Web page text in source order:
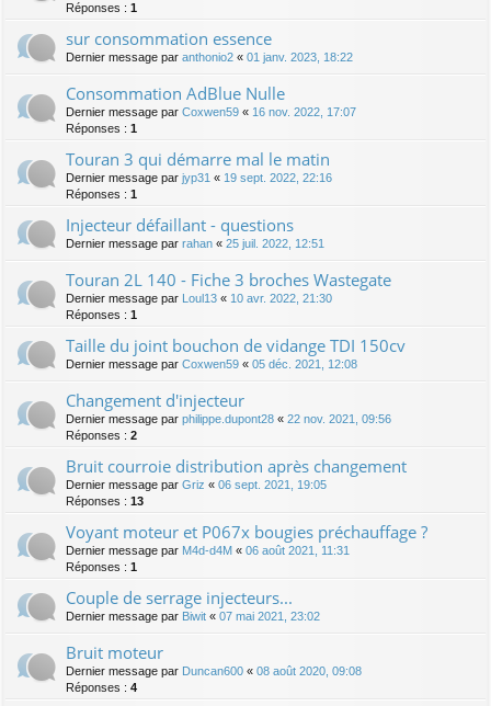
Réponses : 1
sur consommation essence
Dernier message par anthonio2 « 01 janv. 2023, 18:22
Consommation AdBlue Nulle
Dernier message par Coxwen59 « 16 nov. 2022, 17:07
Réponses : 1
Touran 3 qui démarre mal le matin
Dernier message par jyp31 « 19 sept. 2022, 22:16
Réponses : 1
Injecteur défaillant - questions
Dernier message par rahan « 25 juil. 2022, 12:51
Touran 2L 140 - Fiche 3 broches Wastegate
Dernier message par Loul13 « 10 avr. 2022, 21:30
Réponses : 1
Taille du joint bouchon de vidange TDI 150cv
Dernier message par Coxwen59 « 05 déc. 2021, 12:08
Changement d'injecteur
Dernier message par philippe.dupont28 « 22 nov. 2021, 09:56
Réponses : 2
Bruit courroie distribution après changement
Dernier message par Griz « 06 sept. 2021, 19:05
Réponses : 13
Voyant moteur et P067x bougies préchauffage ?
Dernier message par M4d-d4M « 06 août 2021, 11:31
Réponses : 1
Couple de serrage injecteurs...
Dernier message par Biwit « 07 mai 2021, 23:02
Bruit moteur
Dernier message par Duncan600 « 08 août 2020, 09:08
Réponses : 4